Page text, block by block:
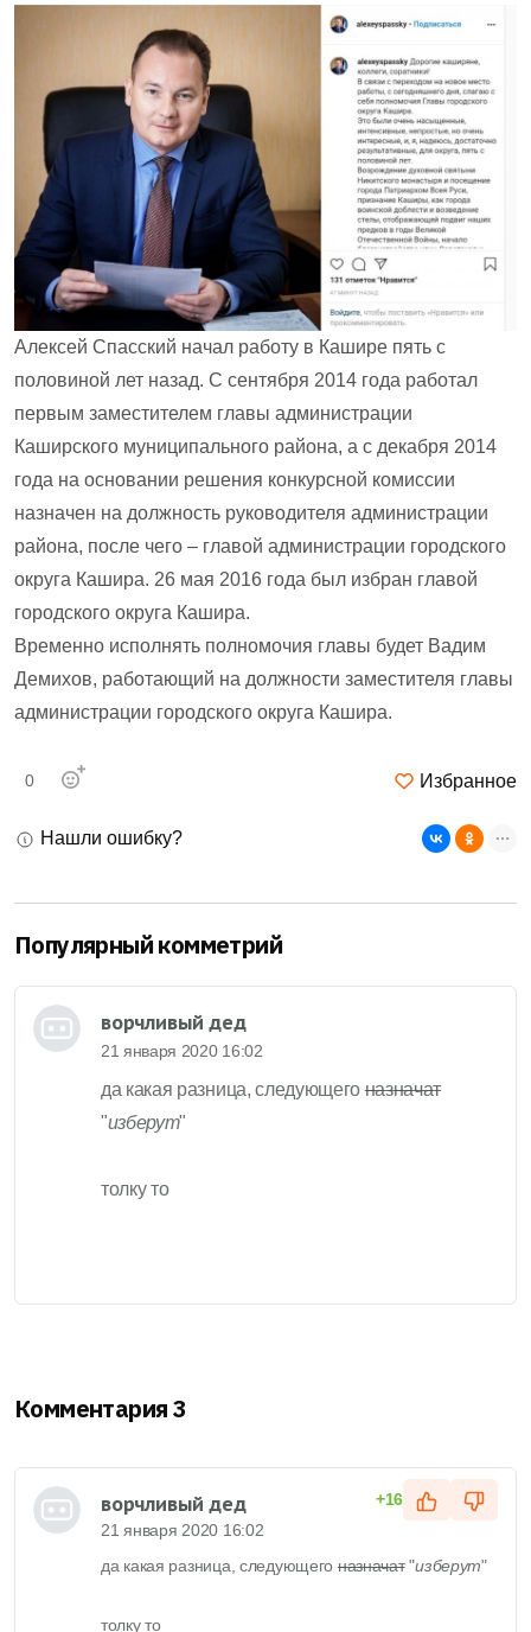
Алексей Спасский начал работу в Кашире пять с
половиной лет назад. С сентября 2014 года работал
первым заместителем главы администрации
Каширского муниципального района, а с декабря 2014
года на основании решения конкурсной комиссии
назначен на должность руководителя администрации
района, после чего – главой администрации городского
округа Кашира. 26 мая 2016 года был избран главой
городского округа Кашира.
Временно исполнять полномочия главы будет Вадим
Демихов, работающий на должности заместителя главы
администрации городского округа Кашира.
0 Избранное
Нашли ошибку?
Популярный комметрий
ворчливый дед
21 января 2020 16:02
да какая разница, следующегоназначат
"изберут"
толку то
Комментария 3
ворчливый дед
21 января 2020 16:02
+16
да какая разница, следующего назначат"изберут"
толку то